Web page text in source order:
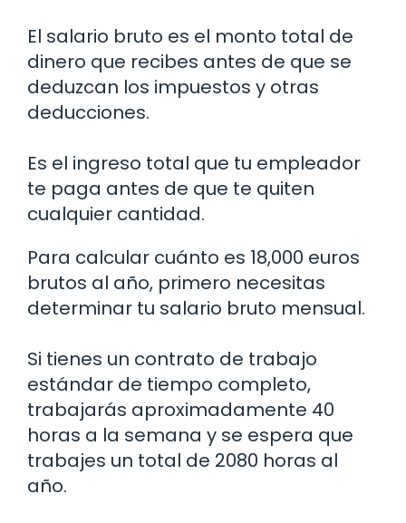
El salario bruto es el monto total de
dinero que recibes antes de que se
deduzcan los impuestos y otras
deducciones.
Es el ingreso total que tu empleador
te paga antes de que te quiten
cualquier cantidad.
Para calcular cuánto es 18,000 euros
brutos al año, primero necesitas
determinar tu salario bruto mensual.
Si tienes un contrato de trabajo
estándar de tiempo completo,
trabajarás aproximadamente 40
horas a la semana y se espera que
trabajes un total de 2080 horas al
año.